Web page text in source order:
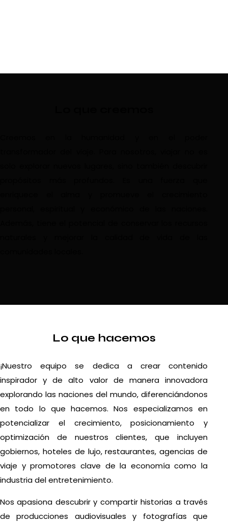
Lo que hacemos
¡Nuestro equipo se dedica a crear contenido
inspirador y de alto valor de manera innovadora
explorando las naciones del mundo, diferenciándonos
en todo lo que hacemos. Nos especializamos en
potencializar el crecimiento, posicionamiento y
optimización de nuestros clientes, que incluyen
gobiernos, hoteles de lujo, restaurantes, agencias de
viaje y promotores clave de la economía como la
industria del entretenimiento.
Nos apasiona descubrir y compartir historias a través
de producciones audiovisuales y fotografías que